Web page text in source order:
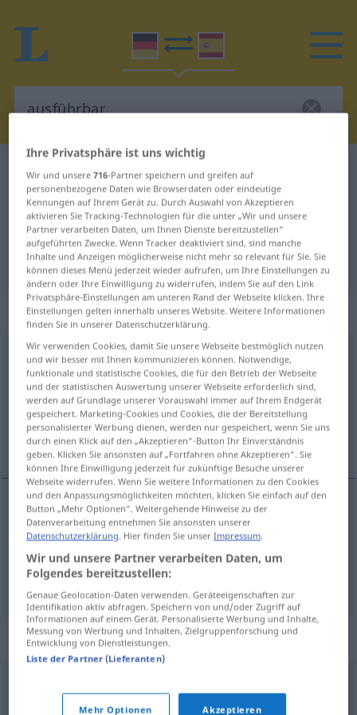
Deutsch-Spanisch Wörterbuch ausführbar
Deutsch-Spanisch Übersetzung für
"ausführbar"
"ausführbar" Spanisch Übersetzung
„ausführbar“: Adjektiv
ausführbaradj
Übersicht aller Übersetzungen
(Für mehr Details die Übersetzung anklicken/antippen)
factible exportable
factible ausführbarPlan, Idee
exportable ausführbar HANDEL
Synonyme für "ausführbar"
lösbar (ugs.),denkbar,gangbar,möglich,realisierbar
Ihre Privatsphäre ist uns wichtig
Wir und unsere716-Partner speichern und greifen auf
personenbezogene Daten wie Browserdaten oder eindeutige
Kennungen auf Ihrem Gerät zu. Durch Auswahl von Akzeptieren
aktivieren Sie Tracking-Technologien für die unter „Wir und unsere
Partner verarbeiten Daten, um Ihnen Dienste bereitzustellen“
aufgeführten Zwecke. Wenn Tracker deaktiviert sind, sind manche
Inhalte und Anzeigen möglicherweise nicht mehr so relevant für Sie. Sie
können dieses Menü jederzeit wieder aufrufen, um Ihre Einstellungen zu
ändern oder Ihre Einwilligung zu widerrufen, indem Sie auf den Link
Privatsphäre-Einstellungen am unteren Rand der Webseite klicken. Ihre
Einstellungen gelten innerhalb unseres Website. Weitere Informationen
finden Sie in unserer Datenschutzerklärung.
Wir verwenden Cookies, damit Sie unsere Webseite bestmöglich nutzen
und wir besser mit Ihnen kommunizieren können. Notwendige,
funktionale und statistische Cookies, die für den Betrieb der Webseite
und der statistischen Auswertung unserer Webseite erforderlich sind,
werden auf Grundlage unserer Vorauswahl immer auf Ihrem Endgerät
gespeichert. Marketing-Cookies und Cookies, die der Bereitstellung
personalisierter Werbung dienen, werden nur gespeichert, wenn Sie uns
durch einen Klick auf den „Akzeptieren“-Button Ihr Einverständnis
geben. Klicken Sie ansonsten auf „Fortfahren ohne Akzeptieren“. Sie
können Ihre Einwilligung jederzeit für zukünftige Besuche unserer
Webseite widerrufen. Wenn Sie weitere Informationen zu den Cookies
und den Anpassungsmöglichkeiten möchten, klicken Sie einfach auf den
Button „Mehr Optionen“. Weitergehende Hinweise zu der
Datenverarbeitung entnehmen Sie ansonsten unserer
Datenschutzerklärung. Hier finden Sie unserImpressum.
Wir und unsere Partner verarbeiten Daten, um
Folgendes bereitzustellen:
Genaue Geolocation-Daten verwenden. Geräteeigenschaften zur
Identifikation aktiv abfragen. Speichern von und/oder Zugriff auf
Informationen auf einem Gerät. Personalisierte Werbung und Inhalte,
Messung von Werbung und Inhalten, Zielgruppenforschung und
Entwicklung von Dienstleistungen.
Liste der Partner (Lieferanten)
Mehr Optionen Akzeptieren